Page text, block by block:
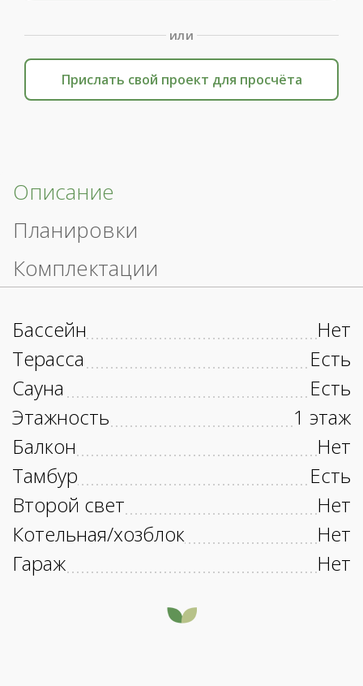
или
Прислать свой проект для просчёта
Описание
Планировки
Комплектации
Бассейн
Нет
Терасса
Есть
Сауна
Есть
Этажность
1 этаж
Балкон
Нет
Тамбур
Есть
Второй свет
Нет
Котельная/хозблок
Нет
Гараж
Нет